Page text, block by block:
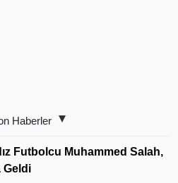
Haberler
Futbolcu Muhammed Salah,
Geldi